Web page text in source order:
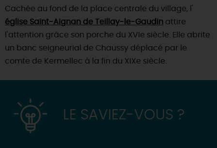
CETTE SEMAINE
TOUT L'AGENDA
Cachée au fond de la place centrale du village, l'
église Saint-Aignan de Teillay-le-Gaudin attire
l'attention grâce son porche du XVIe siècle. Elle abrite
un banc seigneurial de Chaussy déplacé par le
comte de Kermellec à la fin du XIXe siècle.
LE SAVIEZ-VOUS ?